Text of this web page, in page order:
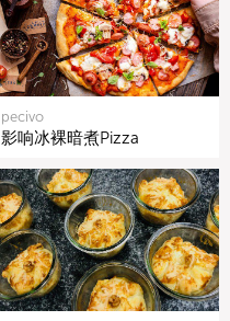
pecivo
影响冰裸暗煮Pizza